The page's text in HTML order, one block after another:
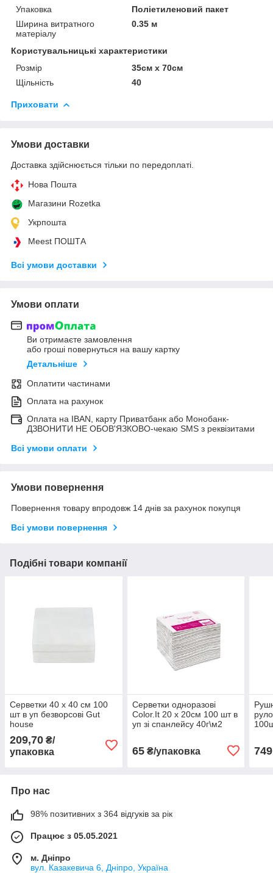
Упаковка
Поліетиленовий пакет
Ширина витратного
матеріалу
0.35 м
Користувальницькі характеристики
Розмір
35см х 70см
Щільність
40
Приховати
Умови доставки
Доставка здійснюється тільки по передоплаті.
Нова Пошта
Магазини Rozetka
Укрпошта
Meest ПОШТА
Всі умови доставки
Умови оплати
Ви отримаєте замовлення
або гроші повернуться на вашу картку
Детальніше
Оплатити частинами
Оплата на рахунок
Оплата на IBAN, карту Приватбанк або Монобанк-
ДЗВОНИТИ НЕ ОБОВ'ЯЗКОВО-чекаю SMS з реквізитами
Всі умови оплати
Умови повернення
Повернення товару впродовж 14 днів за рахунок покупця
Всі умови повернення
Подібні товари компанії
Серветки 40 х 40 см 100
шт в уп безворсові Gut
house
209,70 ₴/
упаковка
Серветки одноразові
Color.It 20 х 20см 100 шт в
уп зі спанлейсу 40г\м2
65₴/упаковка 749
Про нас
98% позитивних з 364 відгуків за рік
Працює з 05.05.2021
м. Дніпро
вул. Казакевича 6, Дніпро, Україна